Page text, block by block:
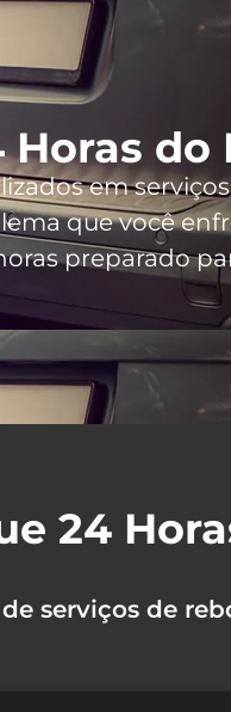
do
em
que você
preparado
24
serviços de